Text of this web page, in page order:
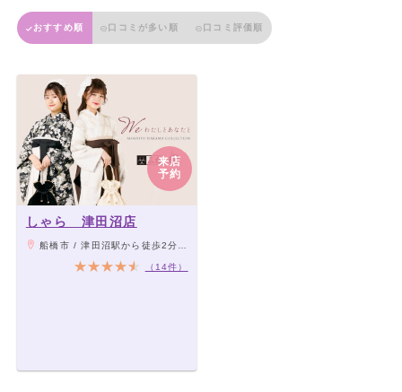
おすすめ順 口コミが多い順 口コミ評価順
来店
予約
しゃら 津田沼店
船橋市 / 津田沼駅から徒歩2分、新津田沼駅から徒歩5分
（14件）